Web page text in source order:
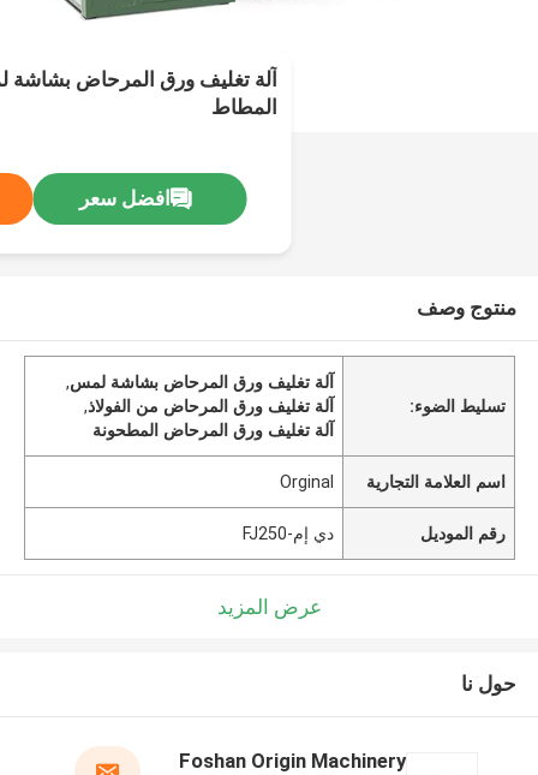
آلة تغليف ورق المرحاض
المطاط
افضل سعر
منتوج وصف
تسليط الضوء:
آلة تغليف ورق المرحاض بشاشة لمس,
آلة تغليف ورق المرحاض من الفولاذ,
آلة تغليف ورق المرحاض المطحونة
اسم العلامة التجارية Orginal
رقم الموديل دي إم-FJ250
عرض المزيد
حول نا
Foshan Origin Machinery